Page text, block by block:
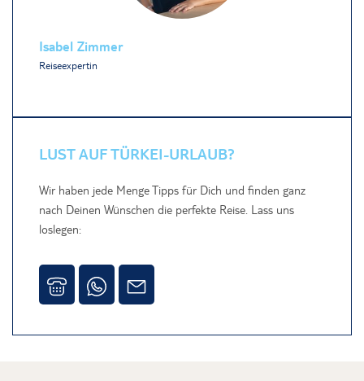
Isabel Zimmer
Reiseexpertin
LUST AUF TÜRKEI-URLAUB?
Wir haben jede Menge Tipps für Dich und finden ganz
nach Deinen Wünschen die perfekte Reise. Lass uns
loslegen: